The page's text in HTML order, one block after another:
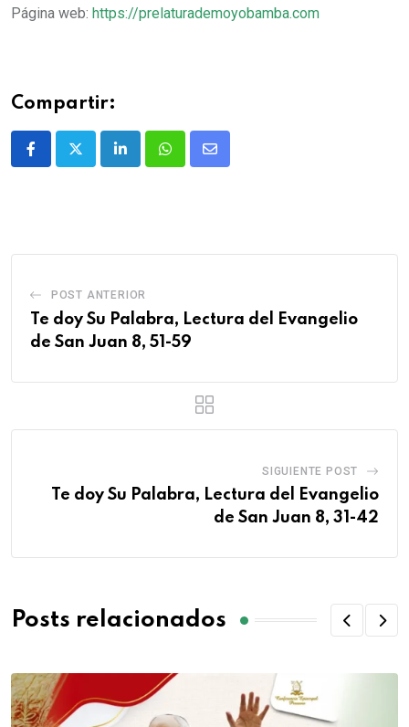
Página web: https://prelaturademoyobamba.com
Compartir:
POST ANTERIOR
Te doy Su Palabra, Lectura del Evangelio
de San Juan 8, 51-59
SIGUIENTE POST
Te doy Su Palabra, Lectura del Evangelio
de San Juan 8, 31-42
Posts relacionados